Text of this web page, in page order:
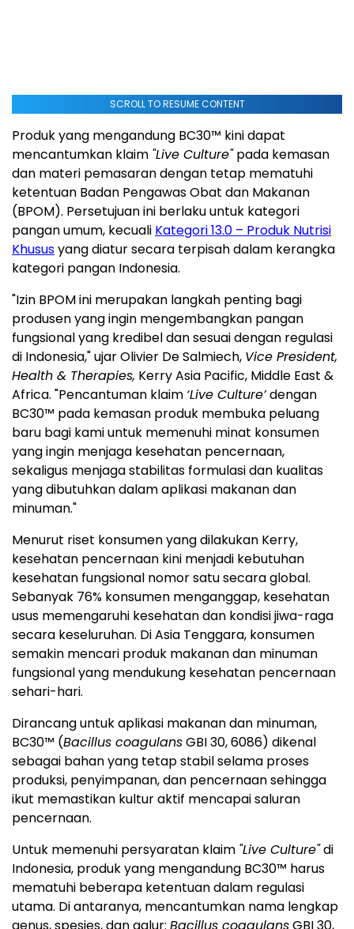
SCROLL TO RESUME CONTENT
Produk yang mengandung BC30™ kini dapat
mencantumkan klaim "Live Culture"pada kemasan
dan materi pemasaran dengan tetap mematuhi
ketentuan Badan Pengawas Obat dan Makanan
(BPOM). Persetujuan ini berlaku untuk kategori
pangan umum, kecuali Kategori 13.0 – Produk Nutrisi
Khususyang diatur secara terpisah dalam kerangka
kategori pangan Indonesia.
"Izin BPOM ini merupakan langkah penting bagi
produsen yang ingin mengembangkan pangan
fungsional yang kredibel dan sesuai dengan regulasi
di Indonesia," ujar Olivier De Salmiech, Vice President,
Health & Therapies, Kerry Asia Pacific, Middle East &
Africa. "Pencantuman klaim ‘Live Culture’dengan
BC30™ pada kemasan produk membuka peluang
baru bagi kami untuk memenuhi minat konsumen
yang ingin menjaga kesehatan pencernaan,
sekaligus menjaga stabilitas formulasi dan kualitas
yang dibutuhkan dalam aplikasi makanan dan
minuman."
Menurut riset konsumen yang dilakukan Kerry,
kesehatan pencernaan kini menjadi kebutuhan
kesehatan fungsional nomor satu secara global.
Sebanyak 76% konsumen menganggap, kesehatan
usus memengaruhi kesehatan dan kondisi jiwa-raga
secara keseluruhan. Di Asia Tenggara, konsumen
semakin mencari produk makanan dan minuman
fungsional yang mendukung kesehatan pencernaan
sehari-hari.
Dirancang untuk aplikasi makanan dan minuman,
BC30™ (Bacillus coagulansGBI 30, 6086) dikenal
sebagai bahan yang tetap stabil selama proses
produksi, penyimpanan, dan pencernaan sehingga
ikut memastikan kultur aktif mencapai saluran
pencernaan.
Untuk memenuhi persyaratan klaim "Live Culture"di
Indonesia, produk yang mengandung BC30™ harus
mematuhi beberapa ketentuan dalam regulasi
utama. Di antaranya, mencantumkan nama lengkap